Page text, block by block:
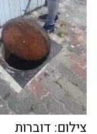
צילום: דוברות